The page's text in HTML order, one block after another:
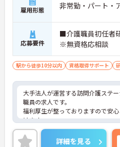
雇用形態 非常勤・パート・
応募要件
■介護職員初任者
※無資格応相談
駅から徒歩10分以内 資格取得サポート
大手法人が運営する訪問介護ステ
職員の求人です。
福利厚生が整っておりますので安
けます。
ご興味のある方は面接対策ポイン
すのでお気軽にお問い合わせくだ
詳細を見る